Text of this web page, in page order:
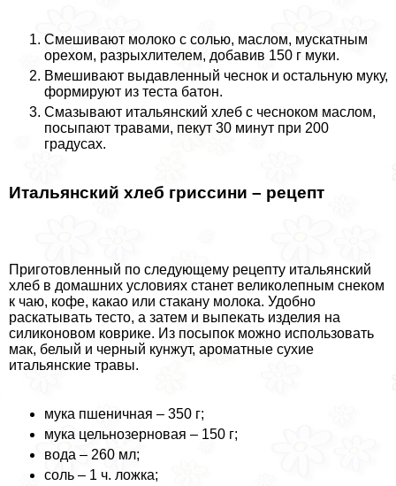
Смешивают молоко с солью, маслом, мускатным
орехом, разрыхлителем, добавив 150 г муки.
Вмешивают выдавленный чеснок и остальную муку,
формируют из теста батон.
Смазывают итальянский хлеб с чесноком маслом,
посыпают травами, пекут 30 минут при 200
градусах.
Итальянский хлеб гриссини – рецепт
Приготовленный по следующему рецепту итальянский
хлеб в домашних условиях станет великолепным снеком
к чаю, кофе, какао или стакану молока. Удобно
раскатывать тесто, а затем и выпекать изделия на
силиконовом коврике. Из посыпок можно использовать
мак, белый и черный кунжут, ароматные сухие
итальянские травы.
мука пшеничная – 350 г;
мука цельнозерновая – 150 г;
вода – 260 мл;
соль – 1 ч. ложка;